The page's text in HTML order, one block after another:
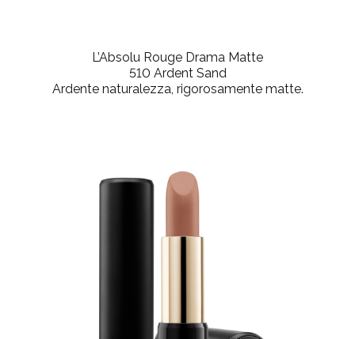
L’Absolu Rouge Drama Matte
510 Ardent Sand
Ardente naturalezza, rigorosamente matte.